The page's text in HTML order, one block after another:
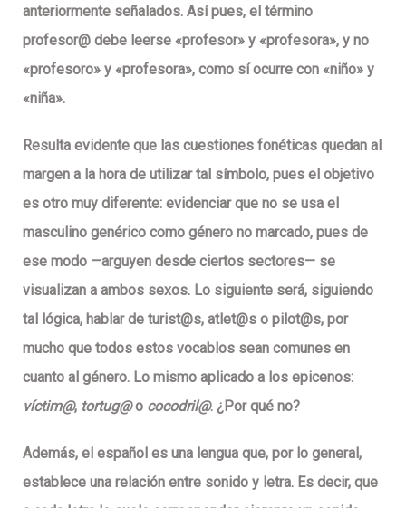
anteriormente señalados. Así pues, el término
profesor@ debe leerse «profesor» y «profesora», y no
«profesoro» y «profesora», como sí ocurre con «niño» y
«niña».
Resulta evidente que las cuestiones fonéticas quedan al
margen a la hora de utilizar tal símbolo, pues el objetivo
es otro muy diferente: evidenciar que no se usa el
masculino genérico como género no marcado, pues de
ese modo —arguyen desde ciertos sectores— se
visualizan a ambos sexos. Lo siguiente será, siguiendo
tal lógica, hablar de turist@s, atlet@s o pilot@s, por
mucho que todos estos vocablos sean comunes en
cuanto al género. Lo mismo aplicado a los epicenos:
víctim@, tortug@o cocodril@. ¿Por qué no?
Además, el español es una lengua que, por lo general,
establece una relación entre sonido y letra. Es decir, que